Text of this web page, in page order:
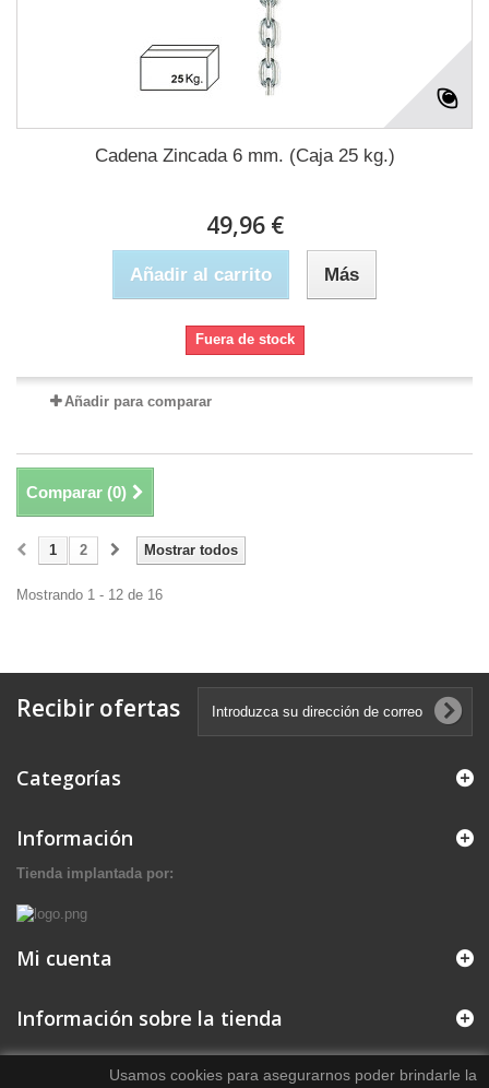
Cadena Zincada 6 mm. (Caja 25 kg.)
49,96 €
Añadir al carrito Más
Fuera de stock
Añadir para comparar
Comparar (0)
Mostrar todos
1 2
Mostrando 1 - 12 de 16
Recibir ofertas
Categorías
Información
Tienda implantada por:
Mi cuenta
Información sobre la tienda
Usamos cookies para asegurarnos poder brindarle la